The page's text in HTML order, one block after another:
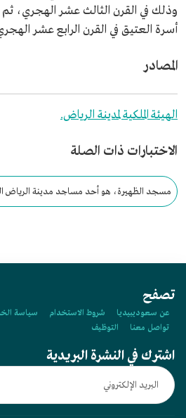
وذلك في القرن الثالث عشر الهجري، ثم
أسرة العتيق في القرن الرابع عشر
المصادر
الهيئة الملكية لمدينة الرياض.
الاختبارات ذات الصلة
مسجد الظهيرة، هو أحد مساجد مدينة الرياض
تصفح
عن سعوديبيديا شروط الاستخدام سياسة
تواصل معنا
التوظيف
اشترك في النشرة البريدية